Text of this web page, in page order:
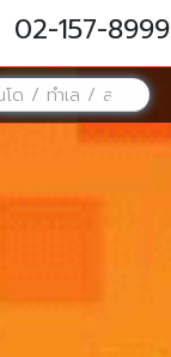
02-157-8999